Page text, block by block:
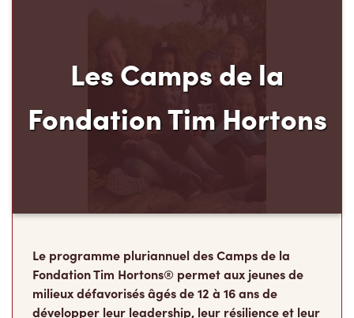
Fondation Tim Hortons
Fondation Tim Hortons® permet aux jeunes de
milieux défavorisés âgés de 12 à 16 ans de
développer leur leadership, leur résilience et leur
sens des responsabilités, au moment carrefour